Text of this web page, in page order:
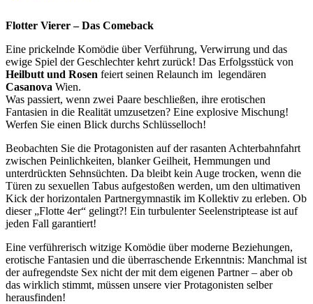
Flotter Vierer – Das Comeback
Eine prickelnde Komödie über Verführung, Verwirrung und das
ewige Spiel der Geschlechter kehrt zurück! Das Erfolgsstück von
Heilbutt und Rosen feiert seinen Relaunch im legendären
Casanova Wien.
Was passiert, wenn zwei Paare beschließen, ihre erotischen
Fantasien in die Realität umzusetzen? Eine explosive Mischung!
Werfen Sie einen Blick durchs Schlüsselloch!
Beobachten Sie die Protagonisten auf der rasanten Achterbahnfahrt
zwischen Peinlichkeiten, blanker Geilheit, Hemmungen und
unterdrückten Sehnsüchten. Da bleibt kein Auge trocken, wenn die
Türen zu sexuellen Tabus aufgestoßen werden, um den ultimativen
Kick der horizontalen Partnergymnastik im Kollektiv zu erleben. Ob
dieser „Flotte 4er“ gelingt?! Ein turbulenter Seelenstriptease ist auf
jeden Fall garantiert!
Eine verführerisch witzige Komödie über moderne Beziehungen,
erotische Fantasien und die überraschende Erkenntnis: Manchmal ist
der aufregendste Sex nicht der mit dem eigenen Partner – aber ob
das wirklich stimmt, müssen unsere vier Protagonisten selber
herausfinden!